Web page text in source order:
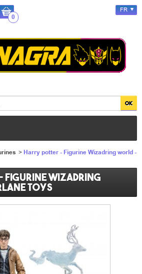
0
FR
> Harry potter - Figurine Wizadring world -
Wizadring
toys